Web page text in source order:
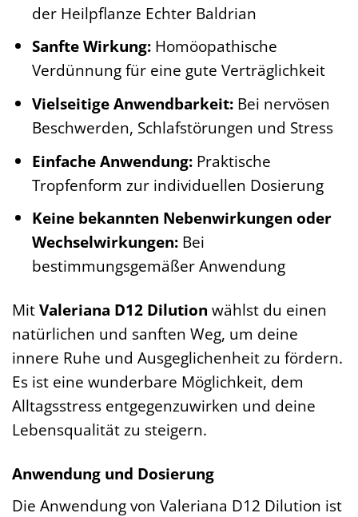
der Heilpflanze Echter Baldrian
Sanfte Wirkung:Homöopathische
Verdünnung für eine gute Verträglichkeit
Vielseitige Anwendbarkeit:Bei nervösen
Beschwerden, Schlafstörungen und Stress
Einfache Anwendung:Praktische
Tropfenform zur individuellen Dosierung
Keine bekannten Nebenwirkungen oder
Wechselwirkungen:Bei
bestimmungsgemäßer Anwendung
MitValeriana D12 Dilution wählst du einen
natürlichen und sanften Weg, um deine
innere Ruhe und Ausgeglichenheit zu fördern.
Es ist eine wunderbare Möglichkeit, dem
Alltagsstress entgegenzuwirken und deine
Lebensqualität zu steigern.
Anwendung und Dosierung
Die Anwendung von Valeriana D12 Dilution ist